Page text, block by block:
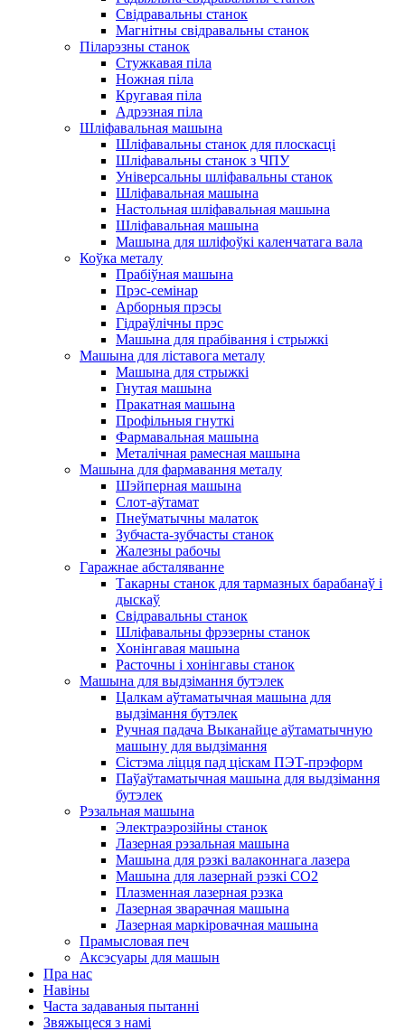
Свідравальны станок
Магнітны свідравальны станок
Піларэзны станок
Стужкавая піла
Ножная піла
Кругавая піла
Адрэзная піла
Шліфавальная машына
Шліфавальны станок для плоскасці
Шліфавальны станок з ЧПУ
Універсальны шліфавальны станок
Шліфавальная машына
Настольная шліфавальная машына
Шліфавальная машына
Машына для шліфоўкі каленчатага вала
Коўка металу
Прабіўная машына
Прэс-семінар
Арборныя прэсы
Гідраўлічны прэс
Машына для прабівання і стрыжкі
Машына для ліставога металу
Машына для стрыжкі
Гнутая машына
Пракатная машына
Профільныя гнуткі
Фармавальная машына
Металічная рамесная машына
Машына для фармавання металу
Шэйперная машына
Слот-аўтамат
Пнеўматычны малаток
Зубчаста-зубчасты станок
Жалезны рабочы
Гаражнае абсталяванне
Такарны станок для тармазных барабанаў і
дыскаў
Свідравальны станок
Шліфавальны фрэзерны станок
Хонінгавая машына
Расточны і хонінгавы станок
Машына для выдзімання бутэлек
Цалкам аўтаматычная машына для
выдзімання бутэлек
Ручная падача Выканайце аўтаматычную
машыну для выдзімання
Сістэма ліцця пад ціскам ПЭТ-прэформ
Паўаўтаматычная машына для выдзімання
бутэлек
Рэзальная машына
Электраэрозійны станок
Лазерная рэзальная машына
Машына для рэзкі валаконнага лазера
Машына для лазернай рэзкі CO2
Плазменная лазерная рэзка
Лазерная зварачная машына
Лазерная маркіровачная машына
Прамысловая печ
Аксэсуары для машын
Пра нас
Навіны
Часта задаваныя пытанні
Звяжыцеся з намі